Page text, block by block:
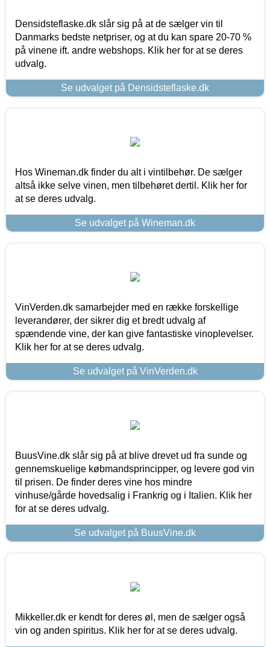
Densidsteflaske.dk slår sig på at de sælger vin til
Danmarks bedste netpriser, og at du kan spare 20-70 %
på vinene ift. andre webshops. Klik her for at se deres
udvalg.
Se udvalget på Densidsteflaske.dk
Hos Wineman.dk finder du alt i vintilbehør. De sælger
altså ikke selve vinen, men tilbehøret dertil. Klik her for
at se deres udvalg.
Se udvalget på Wineman.dk
VinVerden.dk samarbejder med en række forskellige
leverandører, der sikrer dig et bredt udvalg af
spændende vine, der kan give fantastiske vinoplevelser.
Klik her for at se deres udvalg.
Se udvalget på VinVerden.dk
BuusVine.dk slår sig på at blive drevet ud fra sunde og
gennemskuelige købmandsprincipper, og levere god vin
til prisen. De finder deres vine hos mindre
vinhuse/gårde hovedsalig i Frankrig og i Italien. Klik her
for at se deres udvalg.
Se udvalget på BuusVine.dk
Mikkeller.dk er kendt for deres øl, men de sælger også
vin og anden spiritus. Klik her for at se deres udvalg.